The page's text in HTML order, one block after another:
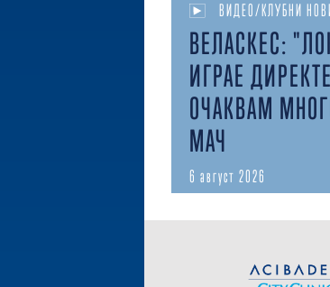
ВИДЕО/КЛУБНИ
ВЕЛАСКЕС:
ИГРАЕ
ОЧАКВАМ
МАЧ
6 август 2026